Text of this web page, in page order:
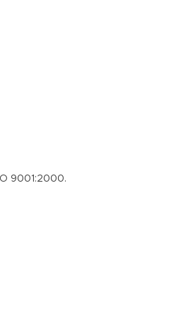
9001:2000.